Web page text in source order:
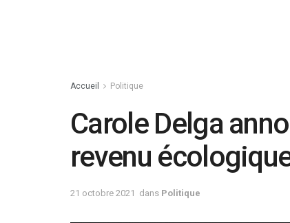
Accueil Politique
Carole Delga
revenu
21 octobre 2021 dans Politique